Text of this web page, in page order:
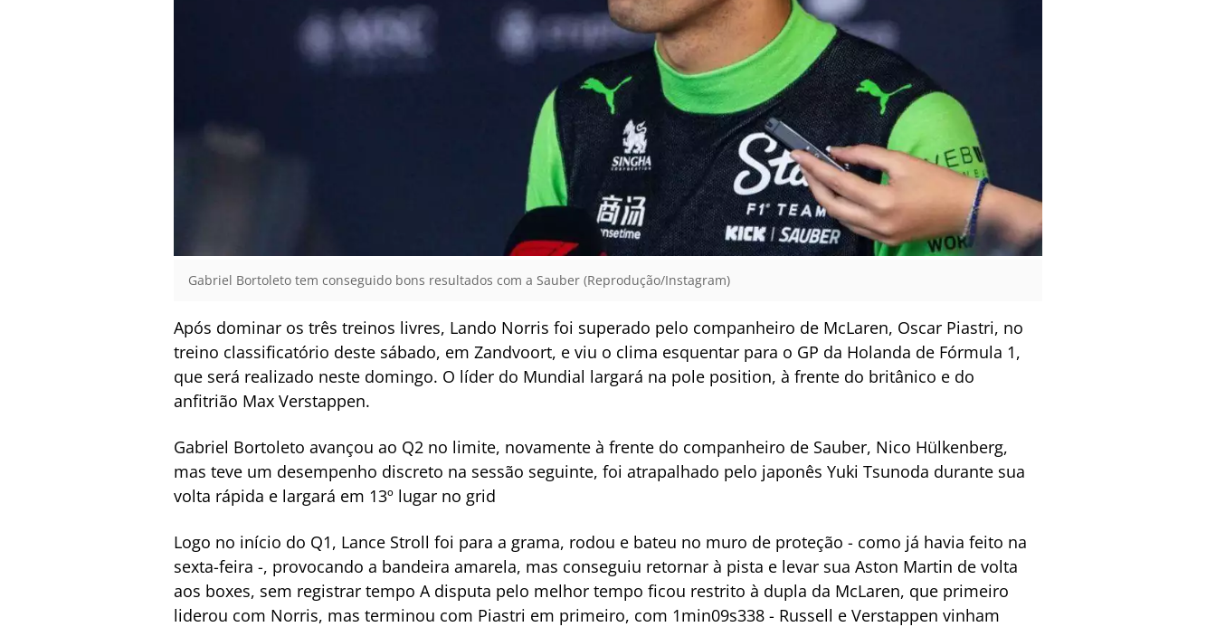
Gabriel Bortoleto tem conseguido bons resultados com a Sauber (Reprodução/Instagram)
Após dominar os três treinos livres, Lando Norris foi superado pelo companheiro de McLaren, Oscar Piastri, no
treino classificatório deste sábado, em Zandvoort, e viu o clima esquentar para o GP da Holanda de Fórmula 1,
que será realizado neste domingo. O líder do Mundial largará na pole position, à frente do britânico e do
anfitrião Max Verstappen.
Gabriel Bortoleto avançou ao Q2 no limite, novamente à frente do companheiro de Sauber, Nico Hülkenberg,
mas teve um desempenho discreto na sessão seguinte, foi atrapalhado pelo japonês Yuki Tsunoda durante sua
volta rápida e largará em 13º lugar no grid
Logo no início do Q1, Lance Stroll foi para a grama, rodou e bateu no muro de proteção - como já havia feito na
sexta-feira -, provocando a bandeira amarela, mas conseguiu retornar à pista e levar sua Aston Martin de volta
aos boxes, sem registrar tempo A disputa pelo melhor tempo ficou restrito à dupla da McLaren, que primeiro
liderou com Norris, mas terminou com Piastri em primeiro, com 1min09s338 - Russell e Verstappen vinham